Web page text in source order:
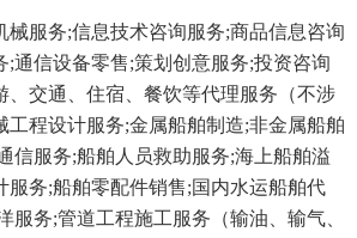
械服务;信息技术咨询服务;商品信息咨询
;通信设备零售;策划创意服务;投资咨询
、交通、住宿、餐饮等代理服务（不涉
工程设计服务;金属船舶制造;非金属船舶
信服务;船舶人员救助服务;海上船舶溢
服务;船舶零配件销售;国内水运船舶代
服务;管道工程施工服务（输油、输气、